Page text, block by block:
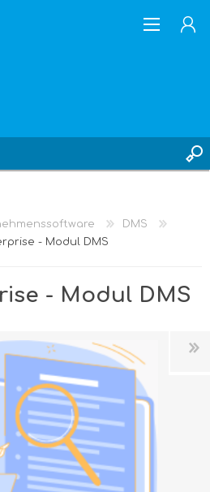
DMS
- Modul DMS
- Modul DMS